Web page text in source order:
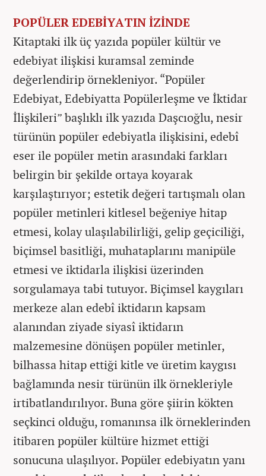
POPÜLER EDEBİYATIN İZİNDE
Kitaptaki ilk üç yazıda popüler kültür ve
edebiyat ilişkisi kuramsal zeminde
değerlendirip örnekleniyor. “Popüler
Edebiyat, Edebiyatta Popülerleşme ve İktidar
İlişkileri” başlıklı ilk yazıda Daşcıoğlu, nesir
türünün popüler edebiyatla ilişkisini, edebî
eser ile popüler metin arasındaki farkları
belirgin bir şekilde ortaya koyarak
karşılaştırıyor; estetik değeri tartışmalı olan
popüler metinleri kitlesel beğeniye hitap
etmesi, kolay ulaşılabilirliği, gelip geçiciliği,
biçimsel basitliği, muhataplarını manipüle
etmesi ve iktidarla ilişkisi üzerinden
sorgulamaya tabi tutuyor. Biçimsel kaygıları
merkeze alan edebî iktidarın kapsam
alanından ziyade siyasî iktidarın
malzemesine dönüşen popüler metinler,
bilhassa hitap ettiği kitle ve üretim kaygısı
bağlamında nesir türünün ilk örnekleriyle
irtibatlandırılıyor. Buna göre şiirin kökten
seçkinci olduğu, romanınsa ilk örneklerinden
itibaren popüler kültüre hizmet ettiği
sonucuna ulaşılıyor. Popüler edebiyatın yanı